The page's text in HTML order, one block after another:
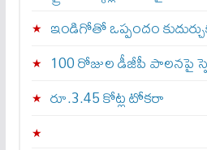
ఇండిగోతో ఒప్పందం
100 రోజుల డీజీపీ పాలనపై
రూ.3.45 కోట్ల టోకరా